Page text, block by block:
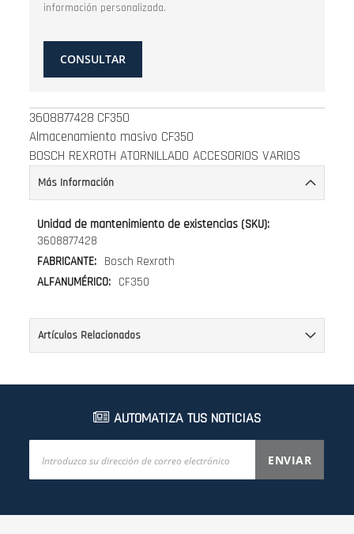
información personalizada.
CONSULTAR
3608877428 CF350
Almacenamiento masivo CF350
BOSCH REXROTH ATORNILLADO ACCESORIOS VARIOS
Más Información
Más
Información
3608877428
Bosch Rexroth
CF350
Artículos Relacionados
AUTOMATIZA TUS NOTICIAS
ENVIAR